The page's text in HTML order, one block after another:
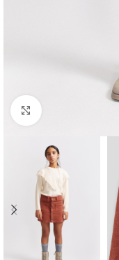
Ampliar foto